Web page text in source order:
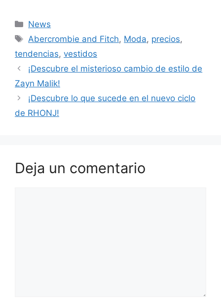
Categorías
News
Etiquetas
Abercrombie and Fitch, Moda, precios,
tendencias, vestidos
¡Descubre el misterioso cambio de estilo de
Zayn Malik!
¡Descubre lo que sucede en el nuevo ciclo
de RHONJ!
Deja un comentario